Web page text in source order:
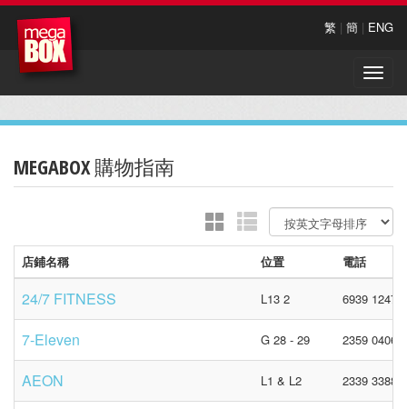
繁 | 簡 | ENG
Toggle
MEGABOX 購物指南
店鋪名稱 位置 電話
24/7 FITNESS L13 2 6939 1247
7-Eleven G 28 - 29 2359 0406
AEON L1 & L2 2339 3388